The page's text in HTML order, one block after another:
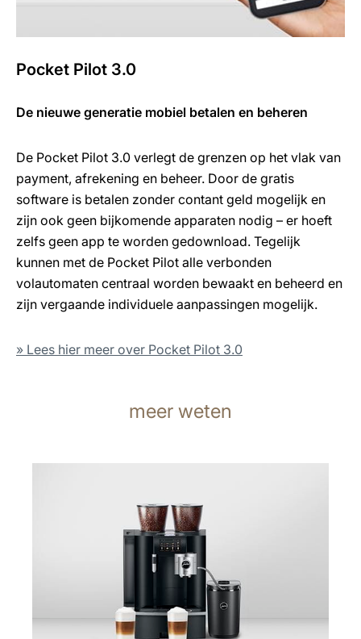
Pocket Pilot 3.0
De nieuwe generatie mobiel betalen en beheren
De Pocket Pilot 3.0 verlegt de grenzen op het vlak van
payment, afrekening en beheer. Door de gratis
software is betalen zonder contant geld mogelijk en
zijn ook geen bijkomende apparaten nodig – er hoeft
zelfs geen app te worden gedownload. Tegelijk
kunnen met de Pocket Pilot alle verbonden
volautomaten centraal worden bewaakt en beheerd en
zijn vergaande individuele aanpassingen mogelijk.
» Lees hier meer over Pocket Pilot 3.0
meer weten